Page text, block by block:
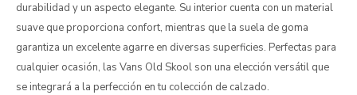
durabilidad y un aspecto elegante. Su interior cuenta con un material
suave que proporciona confort, mientras que la suela de goma
garantiza un excelente agarre en diversas superficies. Perfectas para
cualquier ocasión, las Vans Old Skool son una elección versátil que
se integrará a la perfección en tu colección de calzado.